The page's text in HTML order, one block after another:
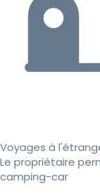
Voyages à
Le propriétaire
camping-car